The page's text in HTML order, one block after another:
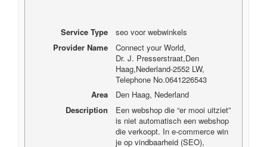
Service Type
seo voor webwinkels
Provider Name
Connect your World,
Dr. J. Presserstraat,Den
Haag,Nederland-2552 LW,
Telephone No.0641226543
Area
Den Haag, Nederland
Description
Een webshop die “er mooi uitziet”
is niet automatisch een webshop
die verkoopt. In e-commerce win
je op vindbaarheid (SEO),